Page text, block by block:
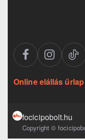
Online elállás űrlap
focicipobolt.hu
Copyright ©